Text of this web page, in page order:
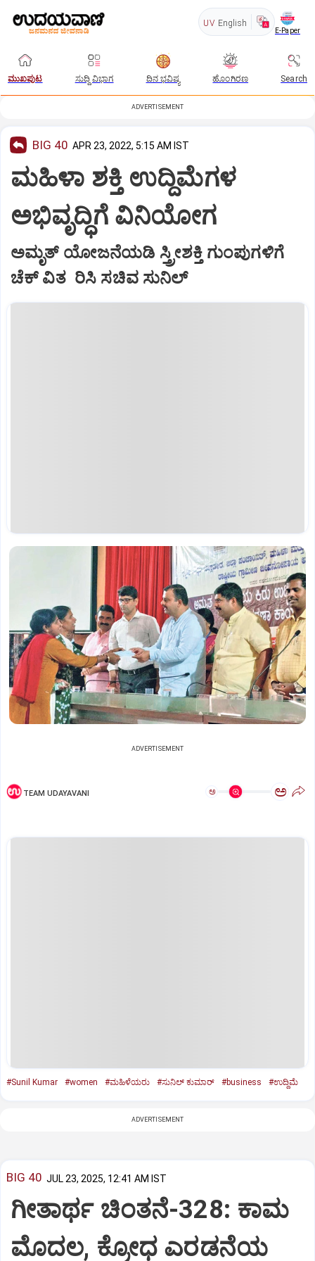
UV English
E-Paper
ಮುಖಪುಟ ಸುದ್ದಿ ವಿಭಾಗ ದಿನ ಭವಿಷ್ಯ ಹೊಂಗಿರಣ Search
ADVERTISEMENT
BIG 40 APR 23, 2022, 5:15 AM IST
ಮಹಿಳಾ ಶಕ್ತಿ ಉದ್ದಿಮೆಗಳ
ಅಭಿವೃದ್ಧಿಗೆ ವಿನಿಯೋಗ
ಅಮೃತ್‌ ಯೋಜನೆಯಡಿ ಸ್ತ್ರೀಶಕ್ತಿ ಗುಂಪುಗಳಿಗೆ
ಚೆಕ್‌ ವಿತ ರಿಸಿ ಸಚಿವ ಸುನಿಲ್‌
ADVERTISEMENT
TEAM UDAYAVANI ಅ ಅ
#Sunil Kumar #women #ಮಹಿಳೆಯರು #ಸುನಿಲ್‌ ಕುಮಾರ್‌ #business #ಉದ್ದಿಮೆ
ADVERTISEMENT
BIG 40 JUL 23, 2025, 12:41 AM IST
ಗೀತಾರ್ಥ ಚಿಂತನೆ-328: ಕಾಮ
ಮೊದಲ, ಕ್ರೋಧ ಎರಡನೆಯ